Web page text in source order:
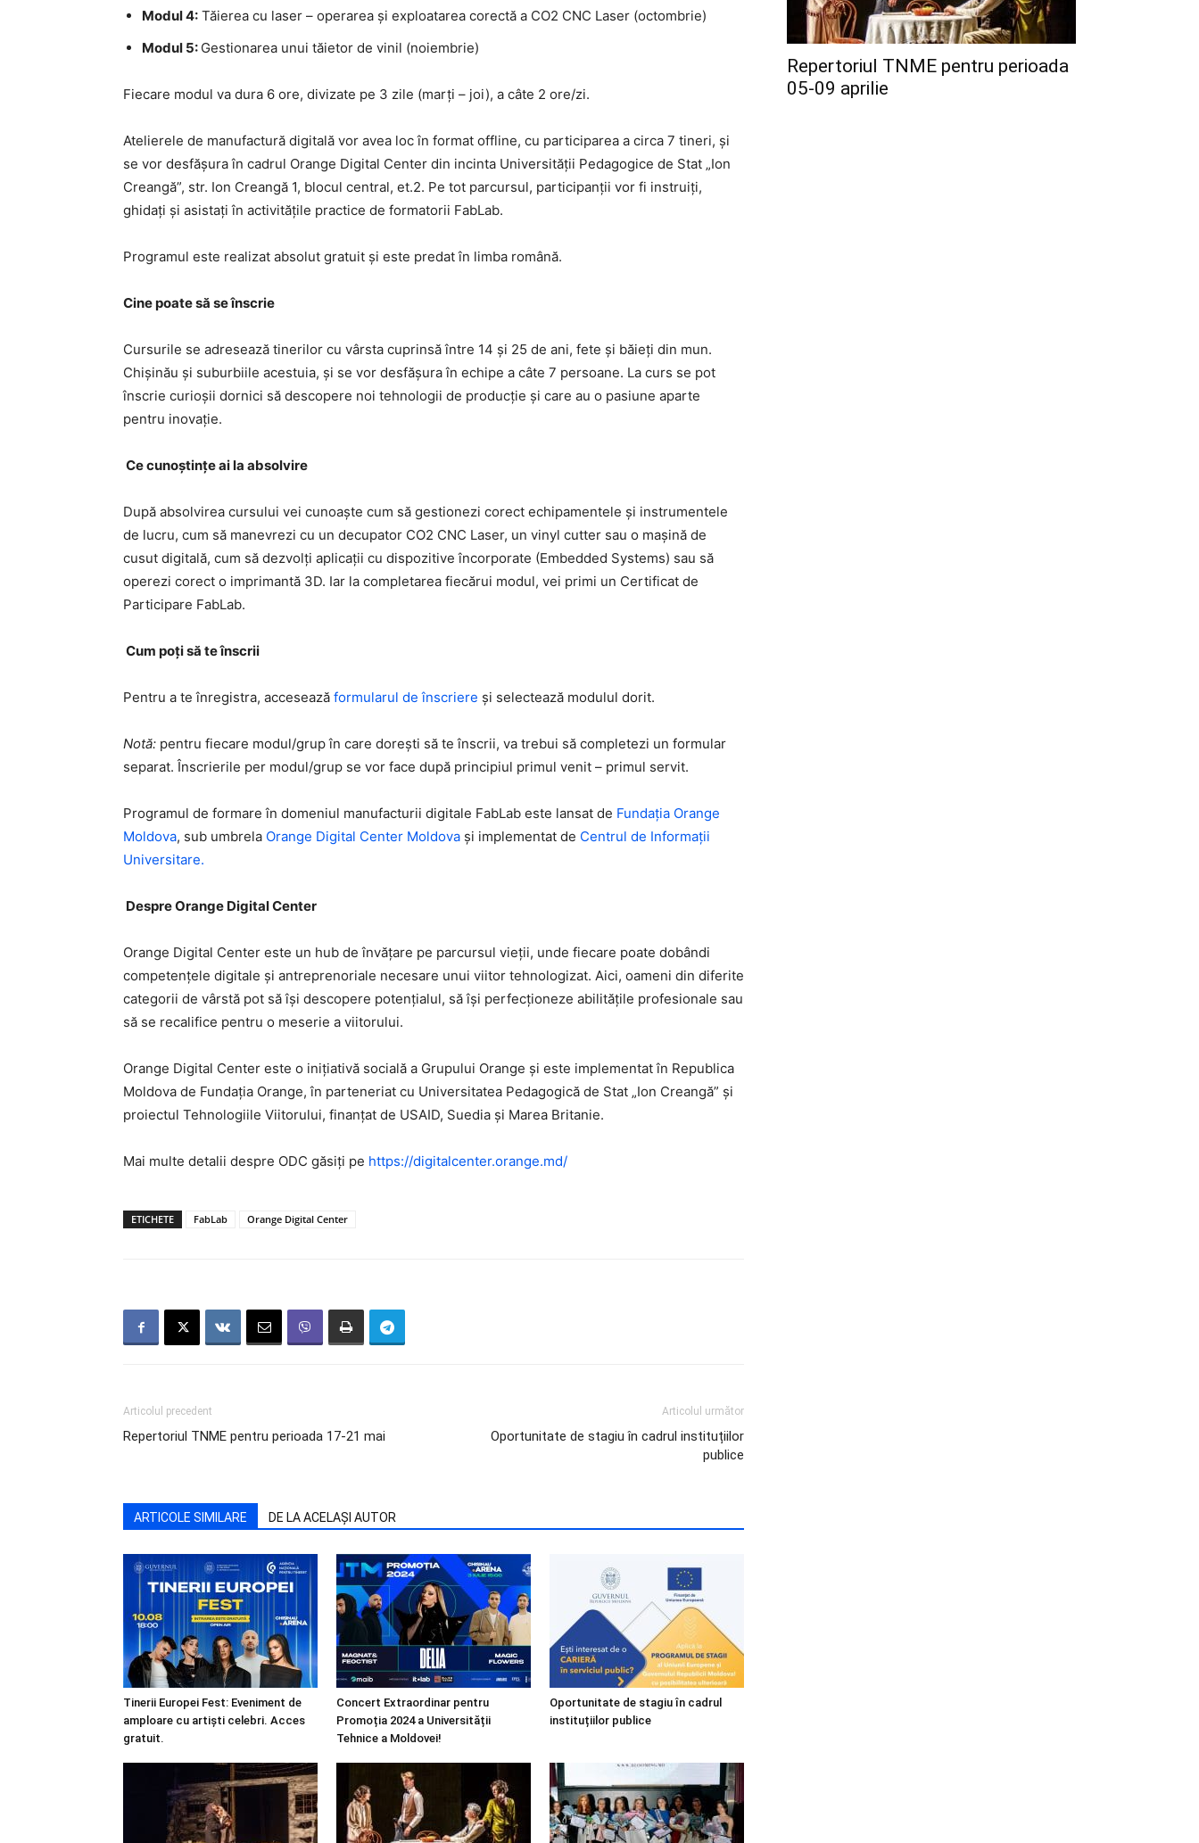
Modul 4: Tăierea cu laser – operarea și exploatarea corectă a CO2 CNC Laser (octombrie)
Modul 5: Gestionarea unui tăietor de vinil (noiembrie)
Fiecare modul va dura 6 ore, divizate pe 3 zile (marți – joi), a câte 2 ore/zi.
Atelierele de manufactură digitală vor avea loc în format offline, cu participarea a circa 7 tineri, și
se vor desfășura în cadrul Orange Digital Center din incinta Universității Pedagogice de Stat „Ion
Creangă”, str. Ion Creangă 1, blocul central, et.2. Pe tot parcursul, participanții vor fi instruiți,
ghidați și asistați în activitățile practice de formatorii FabLab.
Programul este realizat absolut gratuit și este predat în limba română.
Cine poate să se înscrie
Cursurile se adresează tinerilor cu vârsta cuprinsă între 14 și 25 de ani, fete și băieți din mun.
Chișinău și suburbiile acestuia, şi se vor desfăşura în echipe a câte 7 persoane. La curs se pot
înscrie curioşii dornici să descopere noi tehnologii de producţie şi care au o pasiune aparte
pentru inovaţie.
Ce cunoștințe ai la absolvire
După absolvirea cursului vei cunoaște cum să gestionezi corect echipamentele şi instrumentele
de lucru, cum să manevrezi cu un decupator CO2 CNC Laser, un vinyl cutter sau o mașină de
cusut digitală, cum să dezvolţi aplicații cu dispozitive încorporate (Embedded Systems) sau să
operezi corect o imprimantă 3D. Iar la completarea fiecărui modul, vei primi un Certificat de
Participare FabLab.
Cum poți să te înscrii
Pentru a te înregistra, accesează formularul de înscriere și selectează modulul dorit.
Notă: pentru fiecare modul/grup în care dorești să te înscrii, va trebui să completezi un formular
separat. Înscrierile per modul/grup se vor face după principiul primul venit – primul servit.
Programul de formare în domeniul manufacturii digitale FabLab este lansat de Fundația Orange
Moldova, sub umbrela Orange Digital Center Moldova și implementat de Centrul de Informații
Universitare.
Despre Orange Digital Center
Orange Digital Center este un hub de învăţare pe parcursul vieţii, unde fiecare poate dobândi
competențele digitale şi antreprenoriale necesare unui viitor tehnologizat. Aici, oameni din diferite
categorii de vârstă pot să își descopere potențialul, să își perfecționeze abilitățile profesionale sau
să se recalifice pentru o meserie a viitorului.
Orange Digital Center este o inițiativă socială a Grupului Orange și este implementat în Republica
Moldova de Fundația Orange, în parteneriat cu Universitatea Pedagogică de Stat „Ion Creangă” și
proiectul Tehnologiile Viitorului, finanțat de USAID, Suedia și Marea Britanie.
Mai multe detalii despre ODC găsiți pe https://digitalcenter.orange.md/
ETICHETE FabLab Orange Digital Center
Articolul precedent
Repertoriul TNME pentru perioada 17-21 mai
Articolul următor
Oportunitate de stagiu în cadrul instituțiilor
publice
ARTICOLE SIMILARE DE LA ACELAȘI AUTOR
Tinerii Europei Fest: Eveniment de
amploare cu artiști celebri. Acces
gratuit.
Concert Extraordinar pentru
Promoția 2024 a Universității
Tehnice a Moldovei!
Oportunitate de stagiu în cadrul
instituțiilor publice
Repertoriul TNME pentru perioada
05-09 aprilie